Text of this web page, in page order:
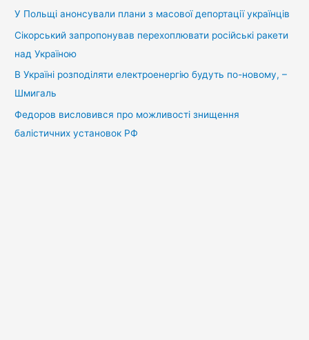
У Польщі анонсували плани з масової депортації українців
Сікорський запропонував перехоплювати російські ракети
над Україною
В Україні розподіляти електроенергію будуть по-новому, –
Шмигаль
Федоров висловився про можливості знищення
балістичних установок РФ